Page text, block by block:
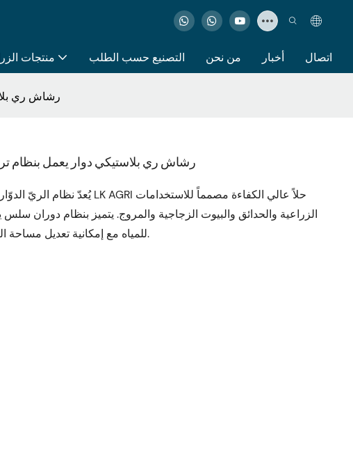
منتجات التصنيع حسب الطلب من نحن أخبار اتصال
رشاش ري
رشاش ري بلاستيكي دوار يعمل بنظام تروس بزاوية 360
الزراعية والحدائق والبيوت الزجاجية والمروج. يتميز بنظام دوران
للمياه مع إمكانية تعديل مساحة الرش لتحقيق أقصى قدر من كفاءة الريّ.